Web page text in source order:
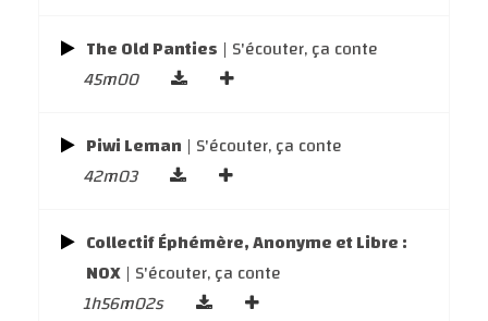
The Old Panties | S'écouter, ça conte
45m00
Piwi Leman | S'écouter, ça conte
42m03
Collectif Éphémère, Anonyme et Libre :
NOX | S'écouter, ça conte
1h56m02s